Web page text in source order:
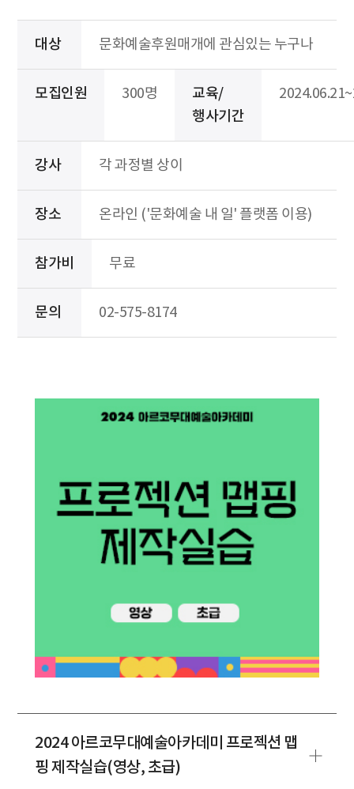
대상 문화예술후원매개에 관심있는 누구나
모집인원 300명
교육/
행사기간
강사 각 과정별 상이
장소 온라인 ('문화예술 내 일' 플랫폼 이용)
참가비 무료
문의 02-575-8174
2024 아르코무대예술아카데미 프로젝션 맵
핑 제작실습(영상, 초급)